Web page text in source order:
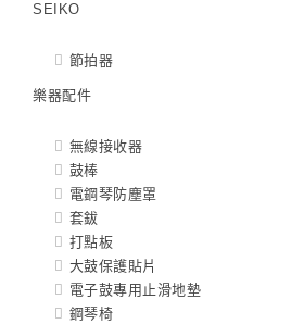
SEIKO
節拍器
樂器配件
無線接收器
鼓棒
電鋼琴防塵罩
套鈸
打點板
大鼓保護貼片
電子鼓專用止滑地墊
鋼琴椅